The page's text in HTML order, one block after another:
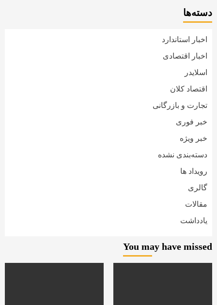
دسته‌ها
اخبار استاندارد
اخبار اقتصادی
اسلایدر
اقتصاد کلان
تجارت و بازرگانی
خبر فوری
خبر ویژه
دسته‌بندی نشده
رویداد ها
گالری
مقالات
یادداشت
You may have missed